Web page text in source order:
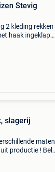
Stevig
2 kleding rekken
haak ingeklapt
slagerij
maten
productie ! Bel